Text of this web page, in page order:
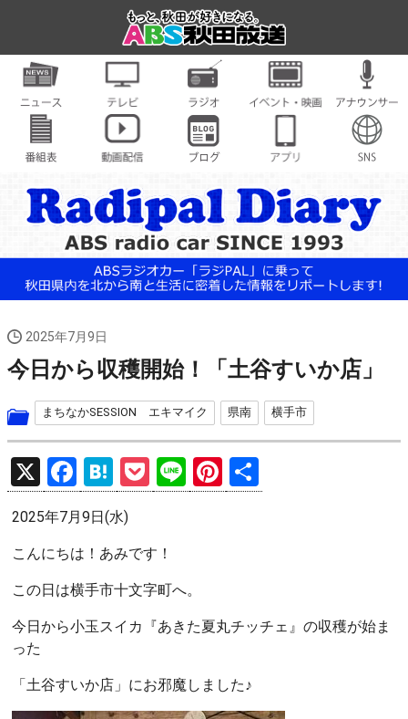
2025年7月9日
今日から収穫開始！「土谷すいか店」
まちなかSESSION エキマイク 県南 横手市
X
F
a
ce
b
o
o
H
at
e
n
a
P
o
et
Li
n
Pi
nt 有
2025年7月9日(水)
こんにちは！あみです！
この日は横手市十文字町へ。
今日から小玉スイカ『あきた夏丸チッチェ』の収穫が始ま
った
「土谷すいか店」にお邪魔しました♪